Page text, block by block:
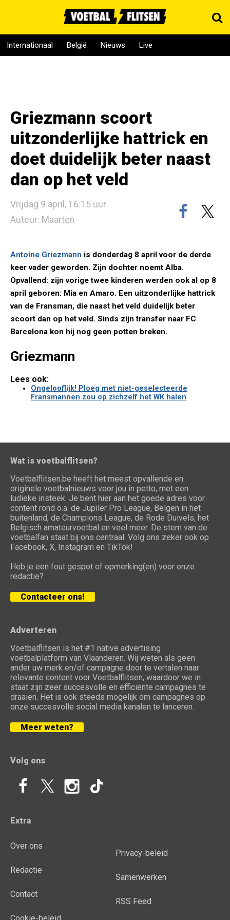
Internationaal België Nieuws Live
Griezmann scoort
uitzonderlijke hattrick en
doet duidelijk beter naast
dan op het veld
Vrijdag 9 april, 16:15 uur
Auteur: Maarten
Antoine Griezmann is donderdag 8 april voor de derde
keer vader geworden. Zijn dochter noemt Alba.
Opvallend: zijn vorige twee kinderen werden ook al op 8
april geboren: Mia en Amaro. Een uitzonderlijke hattrick
van de Fransman, die naast het veld duidelijk beter
scoort dan op het veld. Sinds zijn transfer naar FC
Barcelona kon hij nog geen potten breken.
Griezmann
Lees ook:
Ongelooflijk! Ploeg met niet-geselecteerde
Fransmannen zou op zichzelf het WK halen
Wat is voetbalflitsen?
Voetbalflitsen.be heeft het meest opvallende en
originele voetbalnieuws voor jou in petto, met een
ludieke insteek. Je bent hier aan het goede adres voor
content rond o.a. de Jupiler Pro League, Belgen in het
buitenland, de Champions League, de Rode Duivels, het
Belgisch amateurvoetbal en veel meer. De stem van de
voetbalfan staat bij ons centraal. Volg ons zeker ook op
Facebook, X, Instagram en TikTok!
Heb je een fout gespot of opmerking(en) voor onze
redactie?
Contacteer ons!
Adverteren
Voetbalflitsen is het #1 native advertising
voetbalplatform van Vlaanderen. Wij weten als geen
ander uw merk en/of campagne door te vertalen naar
relevante content voor Voetbalflitsen, waardoor we in
staat zijn zeer succesvolle en efficiënte campagnes te
draaien. Het is ook steeds mogelijk om campagnes op
onze succesvolle social media kanalen te lanceren.
Meer weten?
Volg ons
Extra
Over ons
Redactie
Contact
Privacy-beleid
Samenwerken
RSS Feed